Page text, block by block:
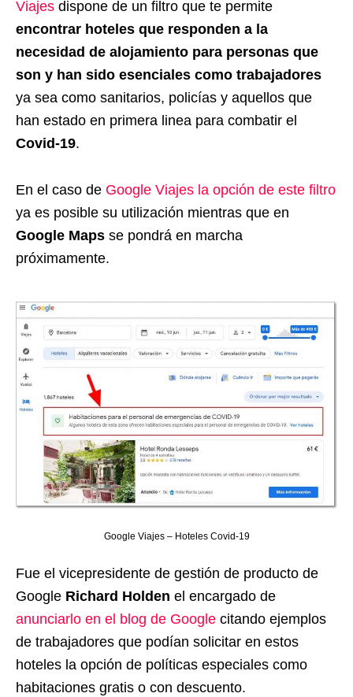
Viajes dispone de un filtro que te permite
encontrar hoteles que responden a la
necesidad de alojamiento para personas que
son y han sido esenciales como trabajadores
ya sea como sanitarios, policías y aquellos que
han estado en primera linea para combatir el
Covid-19.
En el caso de Google Viajes la opción de este filtro
ya es posible su utilización mientras que en
Google Maps se pondrá en marcha
próximamente.
Google Viajes – Hoteles Covid-19
Fue el vicepresidente de gestión de producto de
Google Richard Holden el encargado de
anunciarlo en el blog de Google citando ejemplos
de trabajadores que podían solicitar en estos
hoteles la opción de políticas especiales como
habitaciones gratis o con descuento.